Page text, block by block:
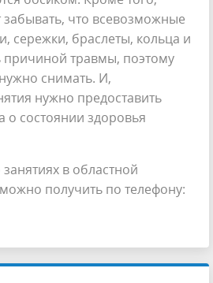
забывать, что всевозможные
сережки, браслеты, кольца и
причиной травмы, поэтому
снимать. И,
нужно предоставить
о состоянии здоровья
в областной
получить по телефону: